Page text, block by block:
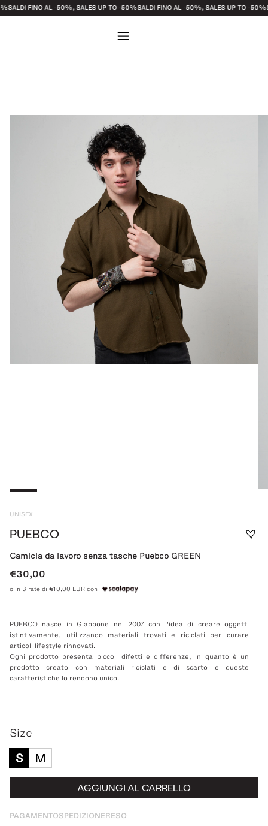
AL -50%, SALES UP TO -50%SALDI FINO AL -50%, SALES UP TO -50%SALDI
UNISEX
PUEBCO
Camicia da lavoro senza tasche Puebco GREEN
€30,00
o in 3 rate di €10,00 EUR con
PUEBCO nasce in Giappone nel 2007 con l'idea di creare oggetti
istintivamente, utilizzando materiali trovati e riciclati per curare
articoli lifestyle rinnovati.
Ogni prodotto presenta piccoli difetti e differenze, in quanto è un
prodotto creato con materiali riciclati e di scarto e queste
caratteristiche lo rendono unico.
Size
S M
AGGIUNGI AL CARRELLO
PAGAMENTOSPEDIZIONERESO